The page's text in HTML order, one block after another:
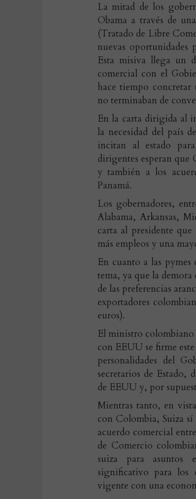
La mitad de los
Obama a través de
(Tratado de Libre
nuevas oportunidades
Esta misiva llega un
comercial con el
hace tiempo
no terminaban de
En la carta dirigida al
la necesidad del país
incitan al estado
dirigentes esperan
y también a los
Panamá.
Los gobernadores,
Alabama, Arkansas,
carta al presidente
más empleos y una
En cuanto a las pymes
tema, ya que la
de las preferencias
exportadores
euros).
El ministro
con EEUU se firme
personalidades del
secretarios de Estado,
de EEUU y, por
Mientras tanto, en
con Colombia, Suiza
acuerdo comercial
de Comercio
suiza para asuntos
significativo para los
vigente con una